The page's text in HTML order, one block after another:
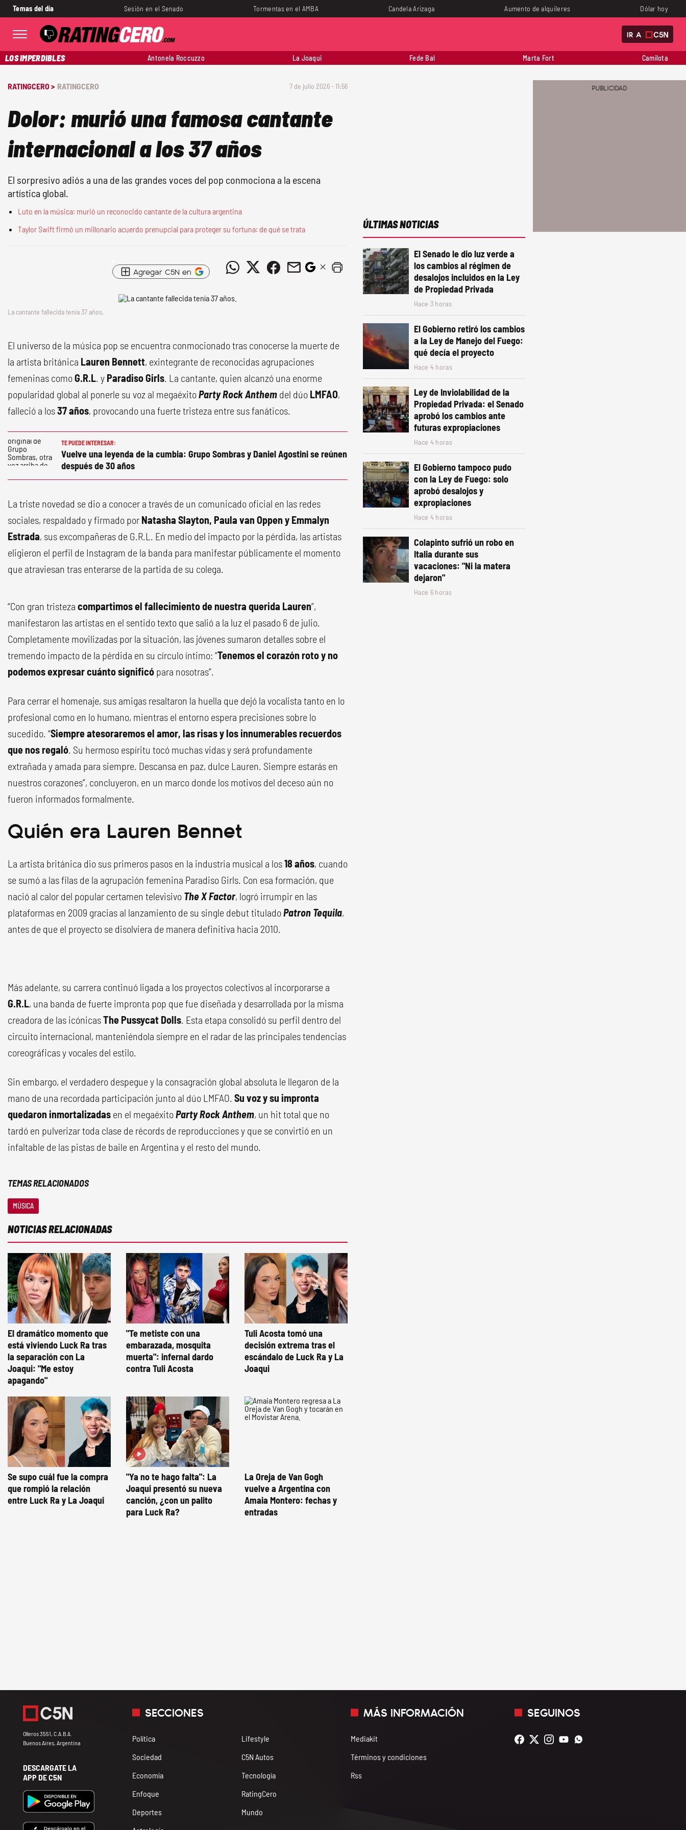
Temas del día Sesión en el Senado Tormentas en el AMBA Candela Arizaga Aumento de alquileres Dólar hoy
IR A
LOS IMPERDIBLES Antonela Roccuzzo La Joaqui Fede Bal Marta Fort Camilota
RATINGCERO > RATINGCERO 7 de julio 2026 - 11:56
Dolor: murió una famosa cantante
internacional a los 37 años
El sorpresivo adiós a una de las grandes voces del pop conmociona a la escena
artística global.
Luto en la música: murió un reconocido cantante de la cultura argentina
Taylor Swift firmó un millonario acuerdo prenupcial para proteger su fortuna: de qué se trata
Agregar C5N en
La cantante fallecida tenía 37 años.
El universo de la música pop se encuentra conmocionado tras conocerse la muerte de
la artista británica Lauren Bennett, exintegrante de reconocidas agrupaciones
femeninas comoG.R.L. y Paradiso Girls. La cantante, quien alcanzó una enorme
popularidad global al ponerle su voz al megaéxitoParty Rock Anthem del dúo LMFAO,
falleció a los37 años, provocando una fuerte tristeza entre sus fanáticos.
TE PUEDE INTERESAR:
Vuelve una leyenda de la cumbia: Grupo Sombras y Daniel Agostini se reúnen
después de 30 años
La triste novedad se dio a conocer a través de un comunicado oficial en las redes
sociales, respaldado y firmado por Natasha Slayton, Paula van Oppen y Emmalyn
Estrada, sus excompañeras de G.R.L. En medio del impacto por la pérdida, las artistas
eligieron el perfil de Instagram de la banda para manifestar públicamente el momento
que atraviesan tras enterarse de la partida de su colega.
“Con gran tristeza compartimos el fallecimiento de nuestra querida Lauren”,
manifestaron las artistas en el sentido texto que salió a la luz el pasado 6 de julio.
Completamente movilizadas por la situación, las jóvenes sumaron detalles sobre el
tremendo impacto de la pérdida en su círculo íntimo: “Tenemos el corazón roto y no
podemos expresar cuánto significó para nosotras”.
Para cerrar el homenaje, sus amigas resaltaron la huella que dejó la vocalista tanto en lo
profesional como en lo humano, mientras el entorno espera precisiones sobre lo
sucedido. “Siempre atesoraremos el amor, las risas y los innumerables recuerdos
que nos regaló. Su hermoso espíritu tocó muchas vidas y será profundamente
extrañada y amada para siempre. Descansa en paz, dulce Lauren. Siempre estarás en
nuestros corazones”, concluyeron, en un marco donde los motivos del deceso aún no
fueron informados formalmente.
Quién era Lauren Bennet
La artista británica dio sus primeros pasos en la industria musical a los18 años, cuando
se sumó a las filas de la agrupación femenina Paradiso Girls. Con esa formación, que
nació al calor del popular certamen televisivo The X Factor, logró irrumpir en las
plataformas en 2009 gracias al lanzamiento de su single debut tituladoPatron Tequila,
antes de que el proyecto se disolviera de manera definitiva hacia 2010.
Más adelante, su carrera continuó ligada a los proyectos colectivos al incorporarse a
G.R.L, una banda de fuerte impronta pop que fue diseñada y desarrollada por la misma
creadora de las icónicasThe Pussycat Dolls. Esta etapa consolidó su perfil dentro del
circuito internacional, manteniéndola siempre en el radar de las principales tendencias
coreográficas y vocales del estilo.
Sin embargo, el verdadero despegue y la consagración global absoluta le llegaron de la
mano de una recordada participación junto al dúo LMFAO. Su voz y su impronta
quedaron inmortalizadas en el megaéxitoParty Rock Anthem, un hit total que no
tardó en pulverizar toda clase de récords de reproducciones y que se convirtió en un
infaltable de las pistas de baile en Argentina y el resto del mundo.
TEMAS RELACIONADOS
MÚSICA
NOTICIAS RELACIONADAS
El dramático momento que
está viviendo Luck Ra tras
la separación con La
Joaqui: "Me estoy
apagando"
"Te metiste con una
embarazada, mosquita
muerta": infernal dardo
contra Tuli Acosta
Tuli Acosta tomó una
decisión extrema tras el
escándalo de Luck Ra y La
Joaqui
Se supo cuál fue la compra
que rompió la relación
entre Luck Ra y La Joaqui
"Ya no te hago falta": La
Joaqui presentó su nueva
canción, ¿con un palito
para Luck Ra?
La Oreja de Van Gogh
vuelve a Argentina con
Amaia Montero: fechas y
entradas
ÚLTIMAS NOTICIAS
El Senado le dio luz verde a
los cambios al régimen de
desalojos incluidos en la Ley
de Propiedad Privada
Hace 3 horas
El Gobierno retiró los cambios
a la Ley de Manejo del Fuego:
qué decía el proyecto
Hace 4 horas
Ley de Inviolabilidad de la
Propiedad Privada: el Senado
aprobó los cambios ante
futuras expropiaciones
Hace 4 horas
El Gobierno tampoco pudo
con la Ley de Fuego: solo
aprobó desalojos y
expropiaciones
Hace 4 horas
Colapinto sufrió un robo en
Italia durante sus
vacaciones: "Ni la matera
dejaron"
Hace 6 horas
Olleros 3551, C.A.B.A.
Buenos Aires, Argentina
DESCARGATE LA
APP DE C5N
SECCIONES
Política
Sociedad
Economía
Enfoque
Deportes
Lifestyle
C5N Autos
Tecnología
RatingCero
Mundo
MÁS INFORMACIÓN
Mediakit
Términos y condiciones
Rss
SEGUINOS